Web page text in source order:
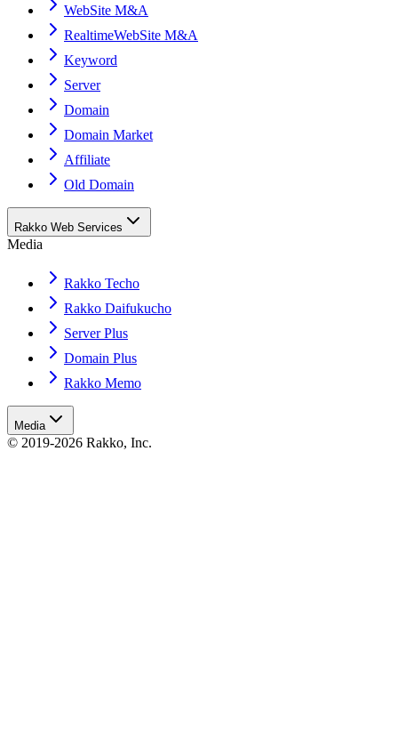
WebSite M&A
RealtimeWebSite M&A
Keyword
Server
Domain
Domain Market
Affiliate
Old Domain
Rakko Web Services
Media
Rakko Techo
Rakko Daifukucho
Server Plus
Domain Plus
Rakko Memo
Media
© 2019-2026 Rakko, Inc.